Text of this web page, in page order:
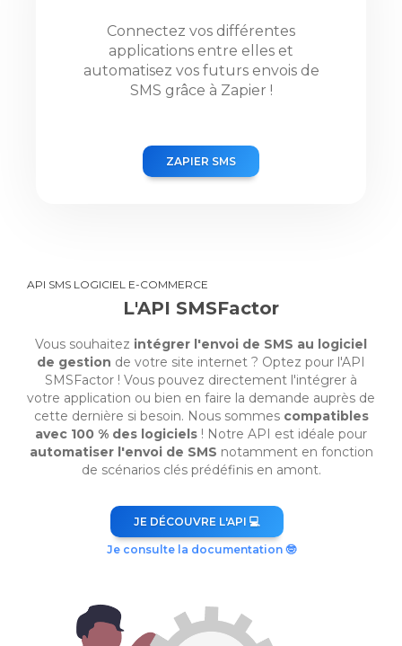
Connectez vos différentes
applications entre elles et
automatisez vos futurs envois de
SMS grâce à Zapier !
ZAPIER SMS
API SMS LOGICIEL E-COMMERCE
L'API SMSFactor
Vous souhaitez intégrer l'envoi de SMS au logiciel
de gestion de votre site internet ? Optez pour l'API
SMSFactor ! Vous pouvez directement l'intégrer à
votre application ou bien en faire la demande auprès de
cette dernière si besoin. Nous sommes compatibles
avec 100 % des logiciels ! Notre API est idéale pour
automatiser l'envoi de SMS notamment en fonction
de scénarios clés prédéfinis en amont.
JE DÉCOUVRE L'API 💻
Je consulte la documentation 🤓